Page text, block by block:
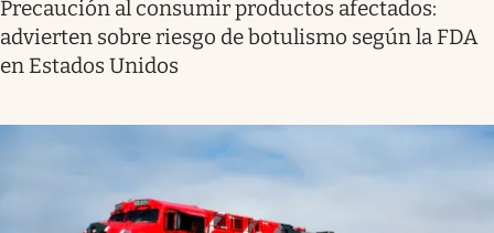
Precaución al consumir productos afectados:
advierten sobre riesgo de botulismo según la FDA
en Estados Unidos